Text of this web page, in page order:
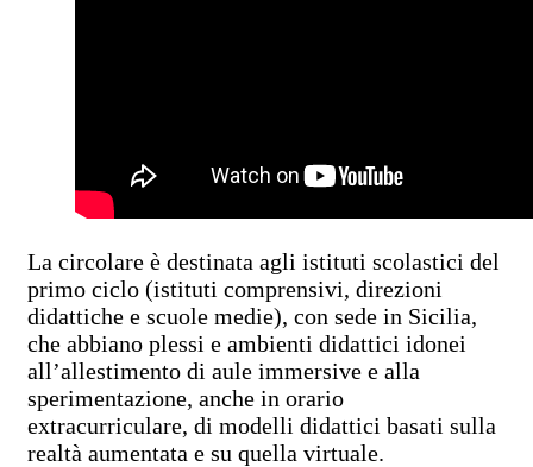
La circolare è destinata agli istituti scolastici del
primo ciclo (istituti comprensivi, direzioni
didattiche e scuole medie), con sede in Sicilia,
che abbiano plessi e ambienti didattici idonei
all’allestimento di aule immersive e alla
sperimentazione, anche in orario
extracurriculare, di modelli didattici basati sulla
realtà aumentata e su quella virtuale.